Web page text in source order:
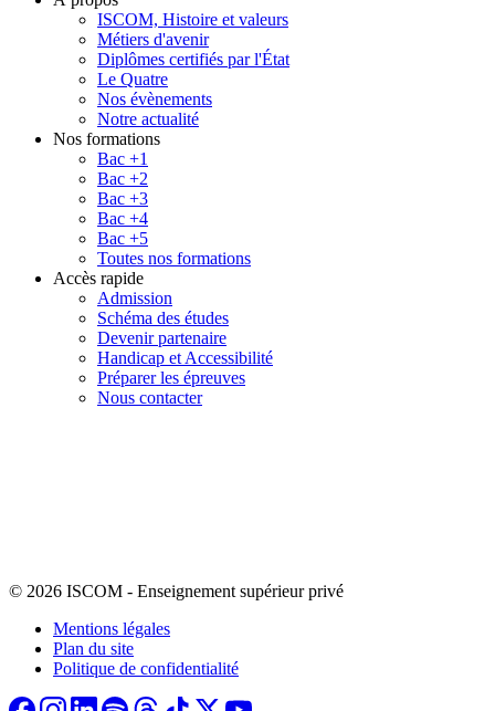
ISCOM, Histoire et valeurs
Métiers d'avenir
Diplômes certifiés par l'État
Le Quatre
Nos évènements
Notre actualité
Nos formations
Bac +1
Bac +2
Bac +3
Bac +4
Bac +5
Toutes nos formations
Accès rapide
Admission
Schéma des études
Devenir partenaire
Handicap et Accessibilité
Préparer les épreuves
Nous contacter
© 2026 ISCOM - Enseignement supérieur privé
Mentions légales
Plan du site
Politique de confidentialité